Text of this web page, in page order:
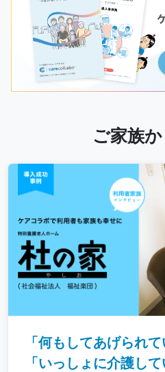
ご家族
「何もしてあげられて
「いっしょに介護し